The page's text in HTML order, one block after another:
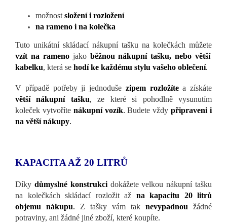
možnost složení i rozložení
na rameno i na kolečka
Tuto unikátní skládací nákupní tašku na kolečkách můžete
vzít na ramenojako běžnou nákupní tašku, nebo větší
kabelku, která se hodí ke každému stylu vašeho oblečení.
V případě potřeby ji jednoduše zipem rozložítea získáte
větší nákupní tašku, ze které si pohodlně vysunutím
koleček vytvoříte nákupní vozík. Budete vždypřipraveni i
na větší nákupy.
KAPACITA AŽ 20 LITRŮ
Díky důmyslné konstrukci dokážete velkou nákupní tašku
na kolečkách skládací rozložit až na kapacitu 20 litrů
objemu nákupu. Z tašky vám tak nevypadnou
žádné
potraviny, ani žádné jiné zboží, které koupíte.